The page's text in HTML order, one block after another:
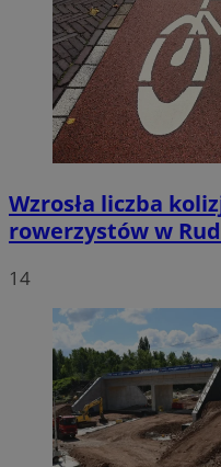
Wzrosła liczba
rowerzystów w
14